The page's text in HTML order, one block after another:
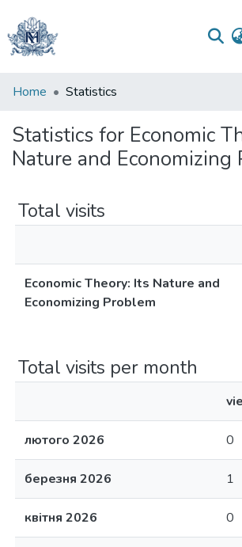
Communities
Collections
All of DSpace
Home Statistics
Statistics for Economic
Nature and Economizing
Total visits
Economic Theory: Its Nature and
Economizing Problem
Total visits per month
лютого 2026 0
березня 2026 1
квітня 2026 0